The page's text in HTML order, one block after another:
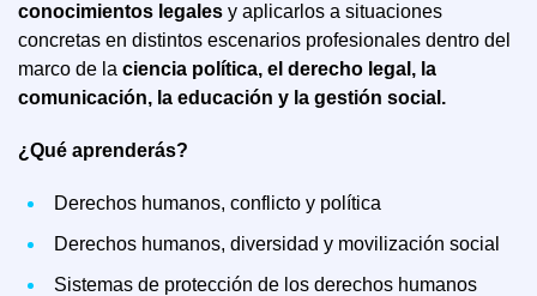
conocimientos legales y aplicarlos a situaciones
concretas en distintos escenarios profesionales dentro del
marco de la ciencia política, el derecho legal, la
comunicación, la educación y la gestión social.
¿Qué aprenderás?
Derechos humanos, conflicto y política
Derechos humanos, diversidad y movilización social
Sistemas de protección de los derechos humanos